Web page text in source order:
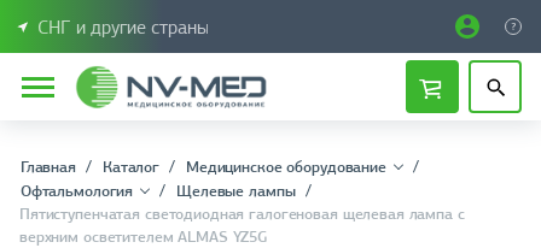
СНГ и другие страны
Главная Каталог
Медицинское оборудование
Офтальмология
Щелевые лампы
Пятиступенчатая светодиодная галогеновая щелевая лампа с
верхним осветителем ALMAS YZ5G